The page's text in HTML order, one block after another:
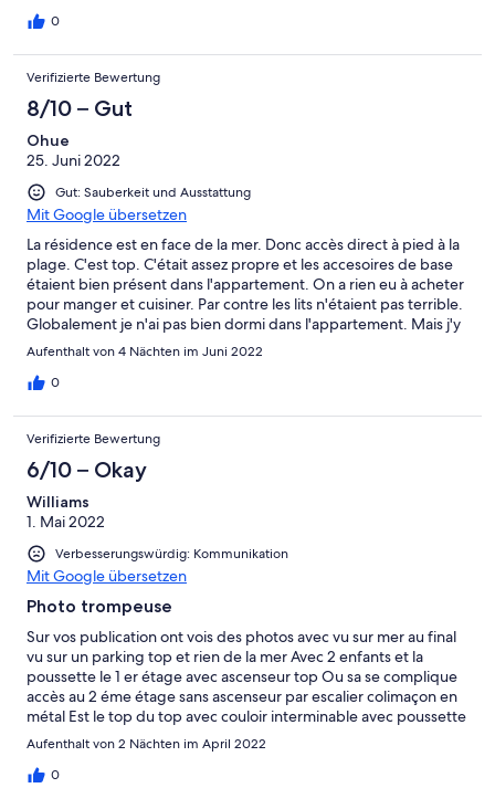
0
Verifizierte Bewertung
8/10 – Gut
Ohue
25. Juni 2022
Gut: Sauberkeit und Ausstattung
Mit Google übersetzen
La résidence est en face de la mer. Donc accès direct à pied à la
plage. C'est top. C'était assez propre et les accesoires de base
étaient bien présent dans l'appartement. On a rien eu à acheter
pour manger et cuisiner. Par contre les lits n'étaient pas terrible.
Globalement je n'ai pas bien dormi dans l'appartement. Mais j'y
ai quand même passé un bon séjour.
Aufenthalt von 4 Nächten im Juni 2022
0
Verifizierte Bewertung
6/10 – Okay
Williams
1. Mai 2022
Verbesserungswürdig: Kommunikation
Mit Google übersetzen
Photo trompeuse
Sur vos publication ont vois des photos avec vu sur mer au final
vu sur un parking top et rien de la mer Avec 2 enfants et la
poussette le 1 er étage avec ascenseur top Ou sa se complique
accès au 2 éme étage sans ascenseur par escalier colimaçon en
métal Est le top du top avec couloir interminable avec poussette
valise etc Franchement un véritable piège Communication pas
terrible pour faire changement de chambre Heure de
permanence restreinte Sa évite les discutions Mais la suite du
Aufenthalt von 2 Nächten im April 2022
0